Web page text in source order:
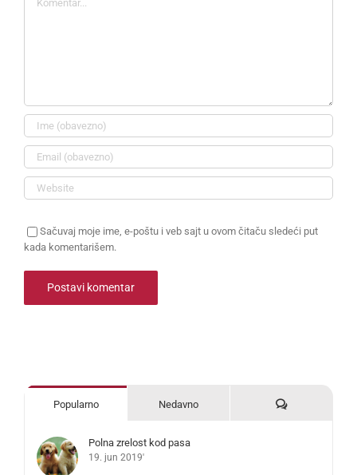
Sačuvaj moje ime, e-poštu i veb sajt u ovom čitaču sledeći put
kada komentarišem.
Popularno Nedavno Komentari
Polna zrelost kod pasa
19. jun 2019'